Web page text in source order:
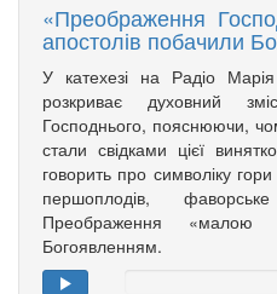
«Преображення
апостолів побачили
У катехезі на Радіо
розкриває духовний
Господнього, пояснюючи,
стали свідками цієї
говорить про символіку
першоплодів,
Преображення
Богоявленням.